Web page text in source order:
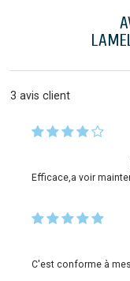
3 avis client
Efficace,a voir
C'est conforme à